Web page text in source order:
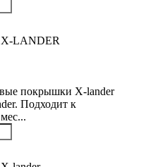
покрышки X-lander
Подходит к